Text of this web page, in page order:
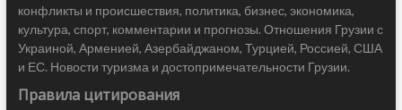
конфликты и происшествия, политика, бизнес, экономика,
культура, спорт, комментарии и прогнозы. Отношения Грузии с
Украиной, Арменией, Азербайджаном, Турцией, Россией, США
и ЕС. Новости туризма и достопримечательности Грузии.
Правила цитирования